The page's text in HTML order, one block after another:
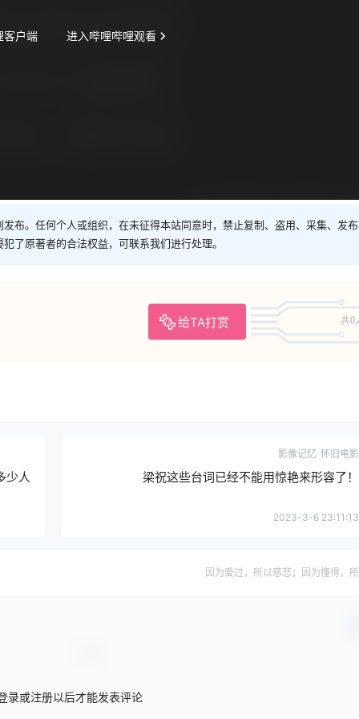
布。任何个人或组织，在未征得本站同意时，禁止复制、盗用、采集、发
了原著者的合法权益，可联系我们进行处理。
给TA打赏 共0
少人
影像记忆 怀旧电影
梁祝这些台词已经不能用惊艳来形容了！
2023-3-6 23:11:13
因为爱过，所以慈悲；因为懂得，
录或注册以后才能发表评论